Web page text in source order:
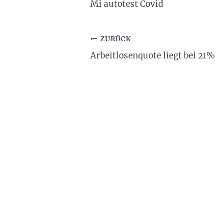
Mi autotest Covid
Beitragsnavigation
ZURÜCK
Arbeitlosenquote liegt bei 21%